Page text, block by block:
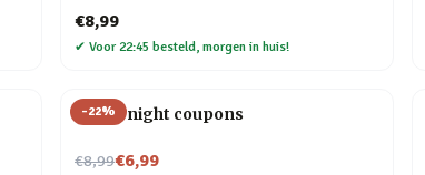
€8,99
✔ Voor 22:45 besteld, morgen in huis!
-22%
Movie night coupons
€8,99
Nu voor€6,99